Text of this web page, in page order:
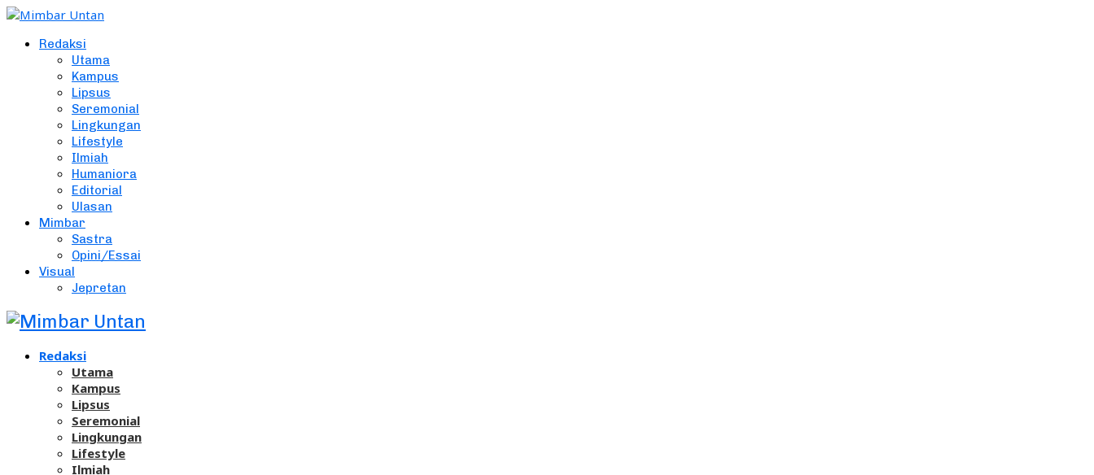
Redaksi
Utama
Kampus
Lipsus
Seremonial
Lingkungan
Lifestyle
Ilmiah
Humaniora
Editorial
Ulasan
Mimbar
Sastra
Opini/Essai
Visual
Jepretan
Redaksi
Utama
Kampus
Lipsus
Seremonial
Lingkungan
Lifestyle
Ilmiah